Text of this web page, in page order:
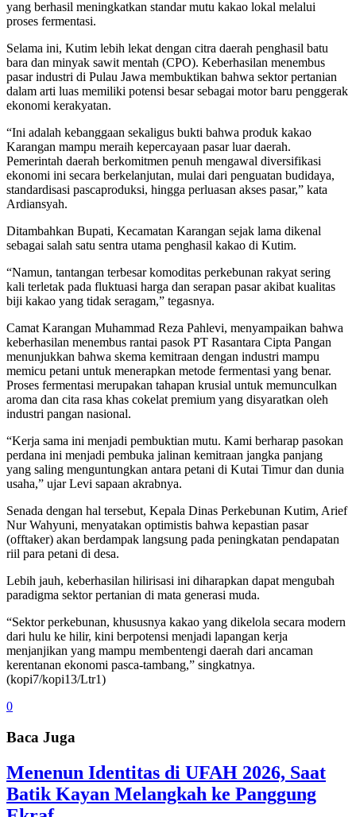
yang berhasil meningkatkan standar mutu kakao lokal melalui
proses fermentasi.
Selama ini, Kutim lebih lekat dengan citra daerah penghasil batu
bara dan minyak sawit mentah (CPO). Keberhasilan menembus
pasar industri di Pulau Jawa membuktikan bahwa sektor pertanian
dalam arti luas memiliki potensi besar sebagai motor baru penggerak
ekonomi kerakyatan.
“Ini adalah kebanggaan sekaligus bukti bahwa produk kakao
Karangan mampu meraih kepercayaan pasar luar daerah.
Pemerintah daerah berkomitmen penuh mengawal diversifikasi
ekonomi ini secara berkelanjutan, mulai dari penguatan budidaya,
standardisasi pascaproduksi, hingga perluasan akses pasar,” kata
Ardiansyah.
Ditambahkan Bupati, Kecamatan Karangan sejak lama dikenal
sebagai salah satu sentra utama penghasil kakao di Kutim.
“Namun, tantangan terbesar komoditas perkebunan rakyat sering
kali terletak pada fluktuasi harga dan serapan pasar akibat kualitas
biji kakao yang tidak seragam,” tegasnya.
Camat Karangan Muhammad Reza Pahlevi, menyampaikan bahwa
keberhasilan menembus rantai pasok PT Rasantara Cipta Pangan
menunjukkan bahwa skema kemitraan dengan industri mampu
memicu petani untuk menerapkan metode fermentasi yang benar.
Proses fermentasi merupakan tahapan krusial untuk memunculkan
aroma dan cita rasa khas cokelat premium yang disyaratkan oleh
industri pangan nasional.
“Kerja sama ini menjadi pembuktian mutu. Kami berharap pasokan
perdana ini menjadi pembuka jalinan kemitraan jangka panjang
yang saling menguntungkan antara petani di Kutai Timur dan dunia
usaha,” ujar Levi sapaan akrabnya.
Senada dengan hal tersebut, Kepala Dinas Perkebunan Kutim, Arief
Nur Wahyuni, menyatakan optimistis bahwa kepastian pasar
(offtaker) akan berdampak langsung pada peningkatan pendapatan
riil para petani di desa.
Lebih jauh, keberhasilan hilirisasi ini diharapkan dapat mengubah
paradigma sektor pertanian di mata generasi muda.
“Sektor perkebunan, khususnya kakao yang dikelola secara modern
dari hulu ke hilir, kini berpotensi menjadi lapangan kerja
menjanjikan yang mampu membentengi daerah dari ancaman
kerentanan ekonomi pasca-tambang,” singkatnya.
(kopi7/kopi13/Ltr1)
0
Baca Juga
Menenun Identitas di UFAH 2026, Saat
Batik Kayan Melangkah ke Panggung